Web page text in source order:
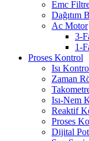
Emc
Dağıtım
Ac Motor
3-
1-
Proses Kontrol
Isı
Zaman
Isı-Nem
Reaktif
Proses
Dijital